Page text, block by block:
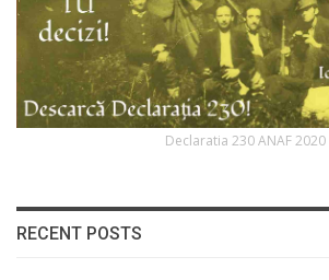
Declaratia 230 ANAF 2020
RECENT POSTS